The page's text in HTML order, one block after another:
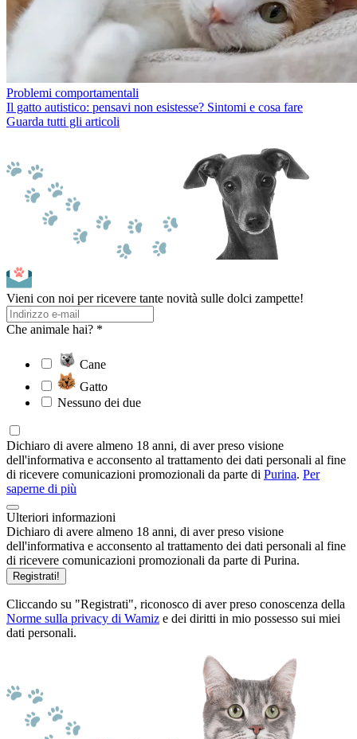
Problemi comportamentali
Il gatto autistico: pensavi non esistesse? Sintomi e cosa fare
Guarda tutti gli articoli
Vieni con noi per ricevere tante novità sulle dolci zampette!
Che animale hai? *
Cane
Gatto
Nessuno dei due
Dichiaro di avere almeno 18 anni, di aver preso visione
dell'informativa e acconsento al trattamento dei dati personali al fine
di ricevere comunicazioni promozionali da parte di Purina. Per
saperne di più
Ulteriori informazioni
Dichiaro di avere almeno 18 anni, di aver preso visione
dell'informativa e acconsento al trattamento dei dati personali al fine
di ricevere comunicazioni promozionali da parte di Purina.
Registrati!
Cliccando su "Registrati", riconosco di aver preso conoscenza della
Norme sulla privacy di Wamiz e dei diritti in mio possesso sui miei
dati personali.